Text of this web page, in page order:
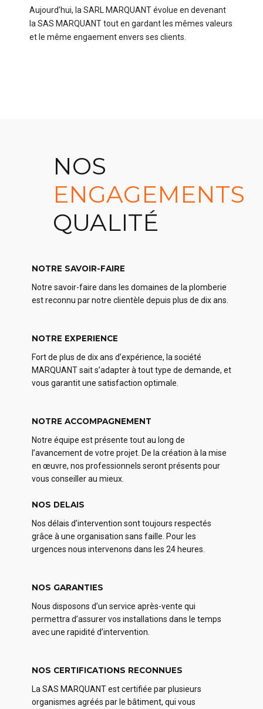
Aujourd’hui, la SARL MARQUANT évolue en devenant
la SAS MARQUANT tout en gardant les mêmes valeurs
et le même engaement envers ses clients.
NOS
ENGAGEMENTS
QUALITÉ
NOTRE SAVOIR-FAIRE
Notre savoir-faire dans les domaines de la plomberie
est reconnu par notre clientèle depuis plus de dix ans.
NOTRE EXPERIENCE
Fort de plus de dix ans d’expérience, la société
MARQUANT sait s’adapter à tout type de demande, et
vous garantit une satisfaction optimale.
NOTRE ACCOMPAGNEMENT
Notre équipe est présente tout au long de
l’avancement de votre projet. De la création à la mise
en œuvre, nos professionnels seront présents pour
vous conseiller au mieux.
NOS DELAIS
Nos délais d’intervention sont toujours respectés
grâce à une organisation sans faille. Pour les
urgences nous intervenons dans les 24 heures.
NOS GARANTIES
Nous disposons d’un service après-vente qui
permettra d’assurer vos installations dans le temps
avec une rapidité d’intervention.
NOS CERTIFICATIONS RECONNUES
La SAS MARQUANT est certifiée par plusieurs
organismes agréés par le bâtiment, qui vous